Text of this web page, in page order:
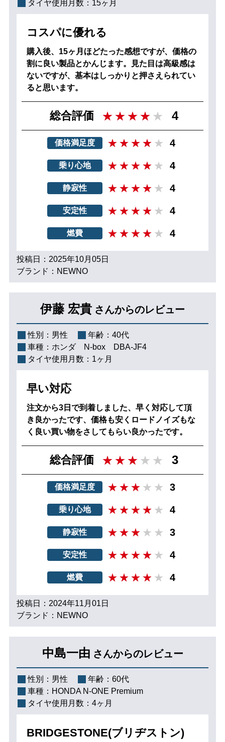
タイヤ使用月数： 15ヶ月
コスパに優れる
購入後、15ヶ月ほどたった感想ですが、価格の
割に良い製品とかんじます。見た目は高級感は
ないですが、基本はしっかりと押さえられてい
ると思います。
総合評価 4
価格満足度 4
乗り心地 4
静寂性 4
安定性 4
燃費 4
投稿日：2025年10月05日
ブランド：NEWNO
伊藤 宏貴 さんからのレビュー
性別： 男性 年齢： 40代
車種： ホンダ N‐box DBA-JF4
タイヤ使用月数： 1ヶ月
早い対応
注文から3日で到着しました、早く対応して頂
き良かったです、価格も安くロードノイズもな
く良い買い物をさしてもらい良かったです。
総合評価 3
価格満足度 3
乗り心地 4
静寂性 3
安定性 4
燃費 4
投稿日：2024年11月01日
ブランド：NEWNO
中島一由 さんからのレビュー
性別： 男性 年齢： 60代
車種： HONDA N-ONE Premium
タイヤ使用月数： 4ヶ月
BRIDGESTONE(ブリヂストン)